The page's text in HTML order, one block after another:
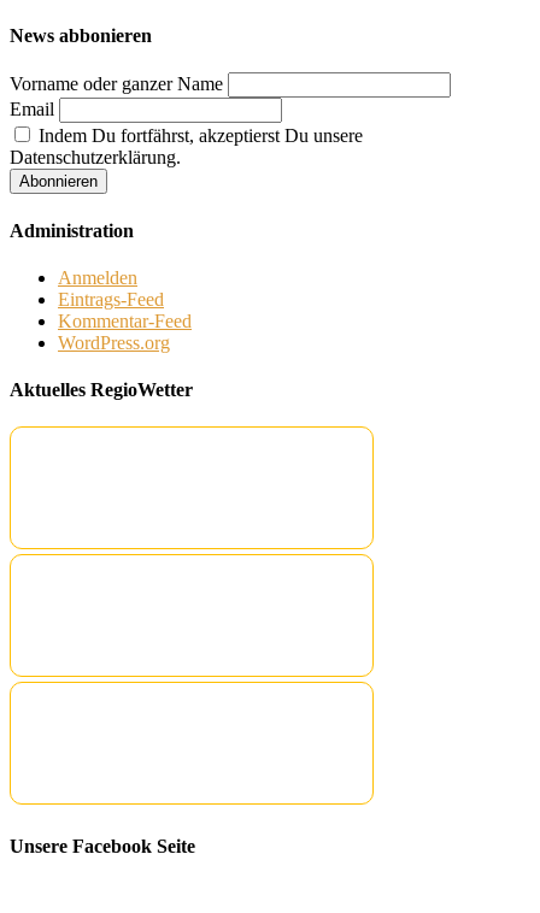
News abbonieren
Vorname oder ganzer Name
Email
Indem Du fortfährst, akzeptierst Du unsere
Datenschutzerklärung.
Administration
Anmelden
Eintrags-Feed
Kommentar-Feed
WordPress.org
Aktuelles RegioWetter
Unsere Facebook Seite